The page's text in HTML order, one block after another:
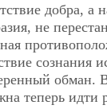
добра, а
не
сознания
обман.
теперь идти